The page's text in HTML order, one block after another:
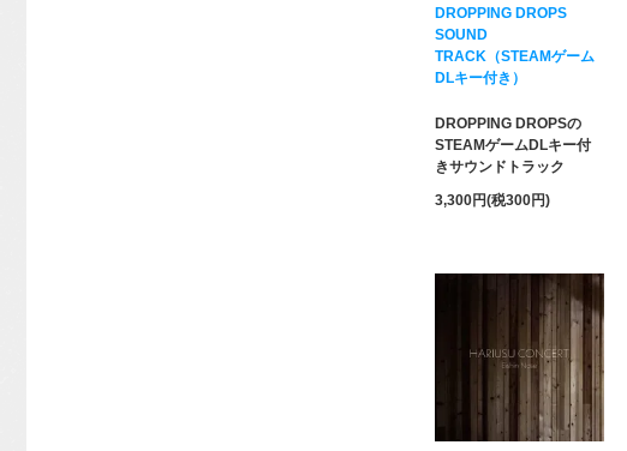
DROPPING DROPS
SOUND
TRACK（STEAMゲーム
DLキー付き）
DROPPING DROPSの
STEAMゲームDLキー付
きサウンドトラック
3,300円(税300円)